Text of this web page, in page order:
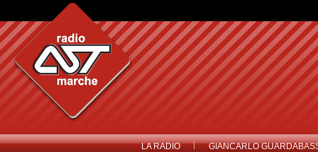
LA RADIO GIANCARLO